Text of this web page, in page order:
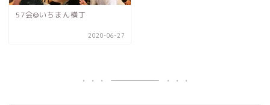
57会@いちまん横丁
2020-06-27